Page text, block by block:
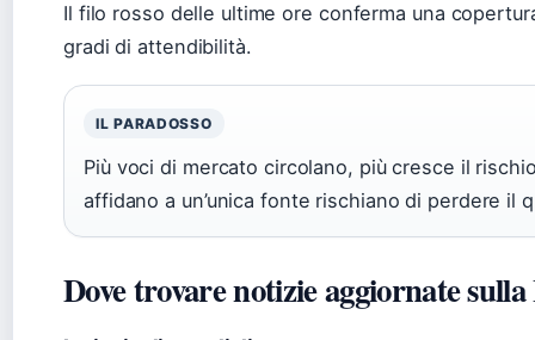
Il filo rosso delle ultime ore conferma una
gradi di attendibilità.
IL PARADOSSO
Più voci di mercato circolano, più cresce il
affidano a un’unica fonte rischiano di perdere il
Dove trovare notizie aggiornate